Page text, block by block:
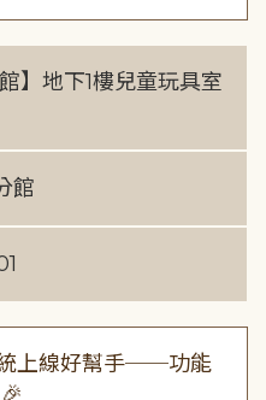
】地下1樓兒童玩具室
館
統上線好幫手──功能